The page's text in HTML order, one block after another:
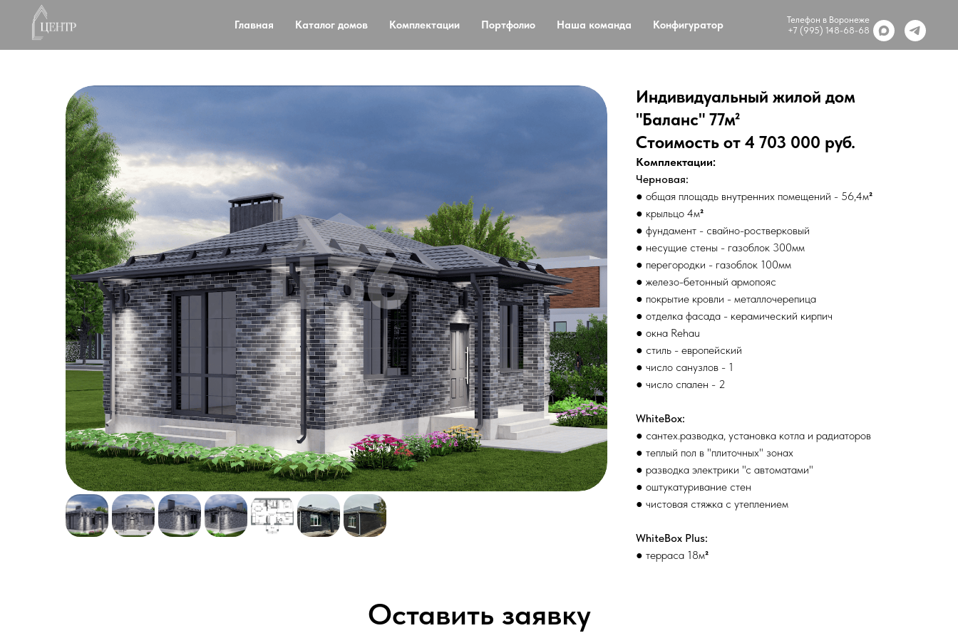
Главная Каталог домов Комплектации Портфолио Наша команда Конфигуратор
Телефон в Воронеже
+7 (995) 148-68-68
Индивидуальный жилой дом
"Баланс" 77м²
Стоимость от 4 703 000 руб.
Комплектации:
Черновая:
● общая площадь внутренних помещений - 56,4м²
● крыльцо 4м²
● фундамент - свайно-ростверковый
● несущие стены - газоблок 300мм
● перегородки - газоблок 100мм
● железо-бетонный армопояс
● покрытие кровли - металлочерепица
● отделка фасада - керамический кирпич
● окна Rehau
● стиль - европейский
● число санузлов - 1
● число спален - 2
WhiteBox:
● сантех.разводка, установка котла и радиаторов
● теплый пол в "плиточных" зонах
● разводка электрики "с автоматами"
● оштукатуривание стен
● чистовая стяжка с утеплением
WhiteBox Plus:
● терраса 18м²
Оставить заявку